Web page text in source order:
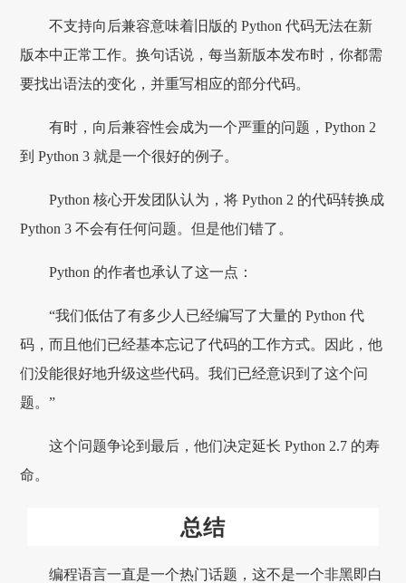
不支持向后兼容意味着旧版的 Python 代码无法在新
版本中正常工作。换句话说，每当新版本发布时，你都需
要找出语法的变化，并重写相应的部分代码。
有时，向后兼容性会成为一个严重的问题，Python 2
到 Python 3 就是一个很好的例子。
Python 核心开发团队认为，将 Python 2 的代码转换成
Python 3 不会有任何问题。但是他们错了。
Python 的作者也承认了这一点：
“我们低估了有多少人已经编写了大量的 Python 代
码，而且他们已经基本忘记了代码的工作方式。因此，他
们没能很好地升级这些代码。我们已经意识到了这个问
题。”
这个问题争论到最后，他们决定延长 Python 2.7 的寿
命。
总结
编程语言一直是一个热门话题，这不是一个非黑即白